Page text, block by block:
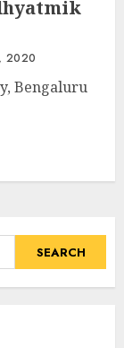
2020
Bengaluru